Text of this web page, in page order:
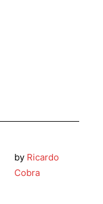
by Ricardo
Cobra